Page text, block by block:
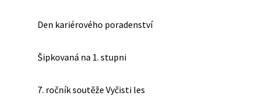
Den kariérového poradenství
Šipkovaná na 1. stupni
7. ročník soutěže Vyčisti les